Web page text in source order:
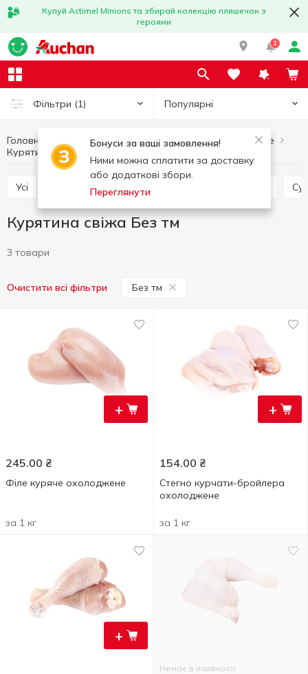
Купуй Actimel Minions та збирай колекцію пляшечок з
героями
1
Фільтри (1) Популярні
Бонуси за ваші замовлення!
Ними можна сплатити за доставку
або додаткові збори.
Переглянути
Головна М'ясо та ковбасні вироби
М’ясо охолоджене
Курятина свіжа
Курятина свіжа Без тм
Усі Курятина свіжа
Курятина свіжа Без тм
3 товари
Очистити всі фільтри Без тм
+
245.00 ₴
Філе куряче охолоджене
за 1 кг
+
154.00 ₴
Стегно курчати-бройлера
охолоджене
за 1 кг
+
Немає в наявності